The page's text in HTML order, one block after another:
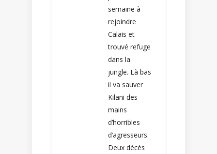
semaine à
rejoindre
Calais et
trouvé refuge
dans la
jungle. Là bas
il va sauver
Kilani des
mains
d’horribles
d’agresseurs.
Deux décès